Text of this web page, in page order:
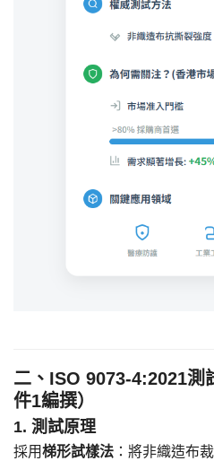
二、 ISO 9073-4:2021測
件1編撰）
​1. 測試原理​
採用​梯形試樣法​ ：將非織造布